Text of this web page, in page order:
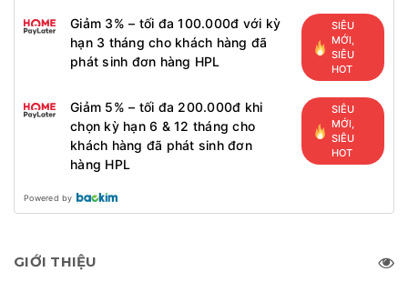
Giảm 3% – tối đa 100.000đ với kỳ
hạn 3 tháng cho khách hàng đã
phát sinh đơn hàng HPL
SIÊU
MỚI,
SIÊU
HOT
Giảm 5% – tối đa 200.000đ khi
chọn kỳ hạn 6 & 12 tháng cho
khách hàng đã phát sinh đơn
hàng HPL
SIÊU
MỚI,
SIÊU
HOT
Powered by
GIỚI THIỆU